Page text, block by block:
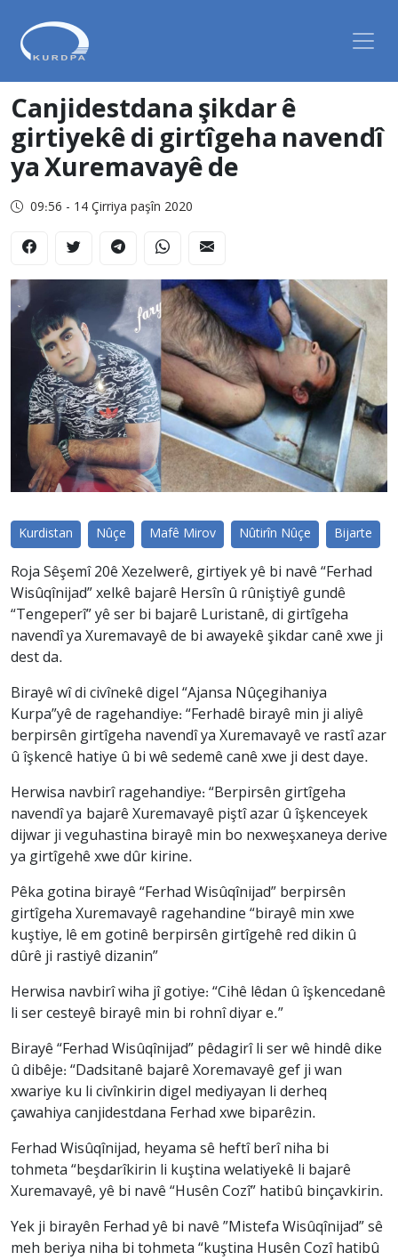
Canjidestdana şikdar ê
girtiyekê di girtîgeha navendî
ya Xuremavayê de
09:56 - 14 Çirriya paşîn 2020
Kurdistan Nûçe Mafê Mirov Nûtirîn Nûçe Bijarte
Roja Sêşemî 20ê Xezelwerê, girtiyek yê bi navê “Ferhad
Wisûqînijad” xelkê bajarê Hersîn û rûniştiyê gundê
“Tengeperî” yê ser bi bajarê Luristanê, di girtîgeha
navendî ya Xuremavayê de bi awayekê şikdar canê xwe ji
dest da.
Birayê wî di civînekê digel “Ajansa Nûçegihaniya
Kurpa”yê de ragehandiye: “Ferhadê birayê min ji aliyê
berpirsên girtîgeha navendî ya Xuremavayê ve rastî azar
û îşkencê hatiye û bi wê sedemê canê xwe ji dest daye.
Herwisa navbirî ragehandiye: “Berpirsên girtîgeha
navendî ya bajarê Xuremavayê piştî azar û îşkenceyek
dijwar ji veguhastina birayê min bo nexweşxaneya derive
ya girtîgehê xwe dûr kirine.
Pêka gotina birayê “Ferhad Wisûqînijad” berpirsên
girtîgeha Xuremavayê ragehandine “birayê min xwe
kuştiye, lê em gotinê berpirsên girtîgehê red dikin û
dûrê ji rastiyê dizanin”
Herwisa navbirî wiha jî gotiye: “Cihê lêdan û îşkencedanê
li ser cesteyê birayê min bi rohnî diyar e.”
Birayê “Ferhad Wisûqînijad” pêdagirî li ser wê hindê dike
û dibêje: “Dadsitanê bajarê Xoremavayê gef ji wan
xwariye ku li civînkirin digel mediyayan li derheq
çawahiya canjidestdana Ferhad xwe biparêzin.
Ferhad Wisûqînijad, heyama sê heftî berî niha bi
tohmeta “beşdarîkirin li kuştina welatiyekê li bajarê
Xuremavayê, yê bi navê “Husên Cozî” hatibû binçavkirin.
Yek ji birayên Ferhad yê bi navê ”Mistefa Wisûqînijad” sê
meh beriya niha bi tohmeta “kuştina Husên Cozî hatibû